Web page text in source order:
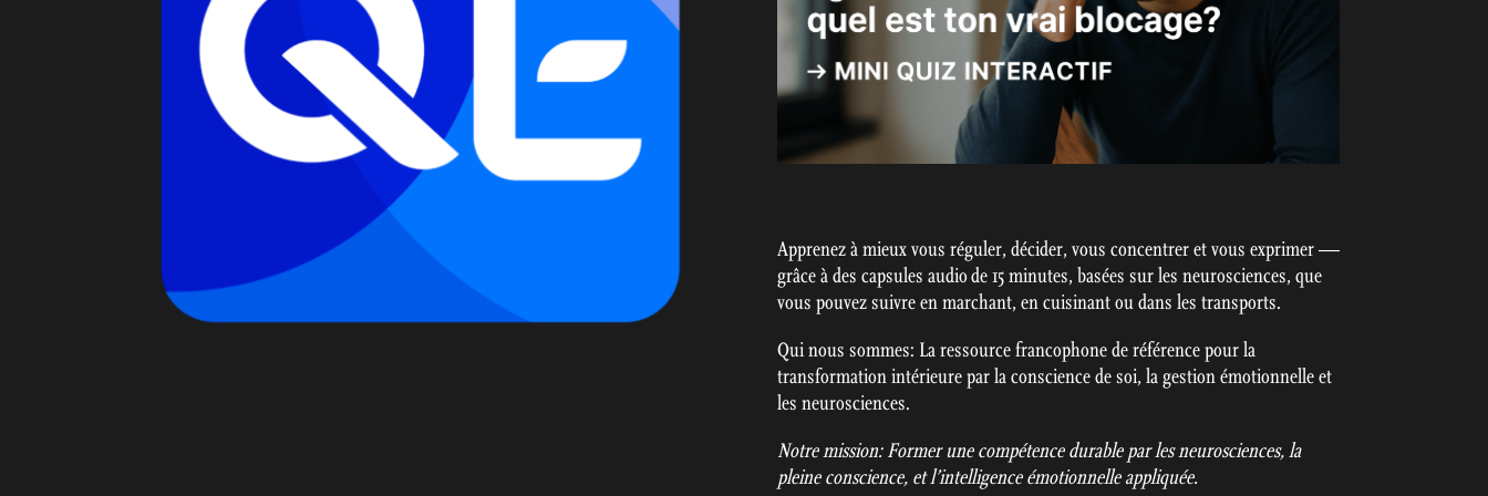
Apprenez à mieux vous réguler, décider, vous concentrer et vous exprimer —
grâce à des capsules audio de 15 minutes, basées sur les neurosciences, que
vous pouvez suivre en marchant, en cuisinant ou dans les transports.
Qui nous sommes: La ressource francophone de référence pour la
transformation intérieure par la conscience de soi, la gestion émotionnelle et
les neurosciences.
Notre mission: Former une compétence durable par les neurosciences, la
pleine conscience, et l’intelligence émotionnelle appliquée.